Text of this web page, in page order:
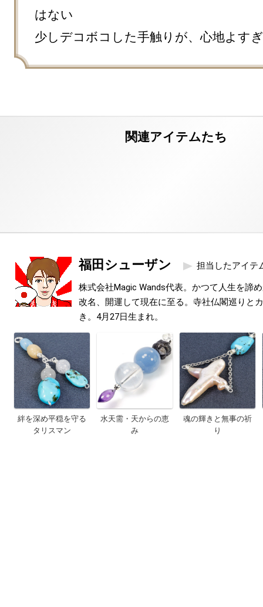
はない
少しデコボコした手触りが、心地よす
福田シューザン 担当したアイテ
株式会社Magic Wands代表。かつて人生を諦
改名、開運して現在に至る。寺社仏閣巡りと
き。4月27日生まれ。
絆を深め平穏を守る
タリスマン
水天需・天からの恵
み
魂の輝きと無事の祈
り